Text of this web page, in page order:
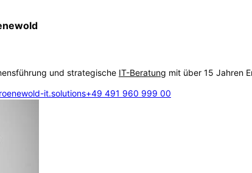
und strategische IT-Beratung mit über 15 Jahren
it.solutions+49 491 960 999 00